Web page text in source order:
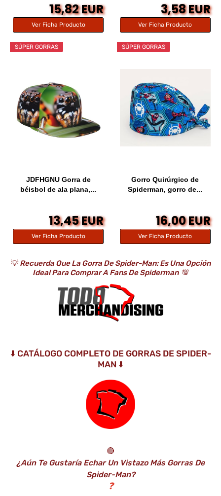
15,82 EUR
Ver Ficha Producto
3,58 EUR
Ver Ficha Producto
SÚPER GORRAS
JDFHGNU Gorra de
béisbol de ala plana,...
13,45 EUR
Ver Ficha Producto
SÚPER GORRAS
Gorro Quirúrgico de
Spiderman, gorro de...
16,00 EUR
Ver Ficha Producto
💡Recuerda Que La Gorra De Spider-Man: Es Una Opción
Ideal Para Comprar A Fans De Spiderman 💯
⬇️ CATÁLOGO COMPLETO DE GORRAS DE SPIDER-
MAN ⬇️
🔴
¿Aún Te Gustaría Echar Un Vistazo Más Gorras De
Spider-Man?
❓